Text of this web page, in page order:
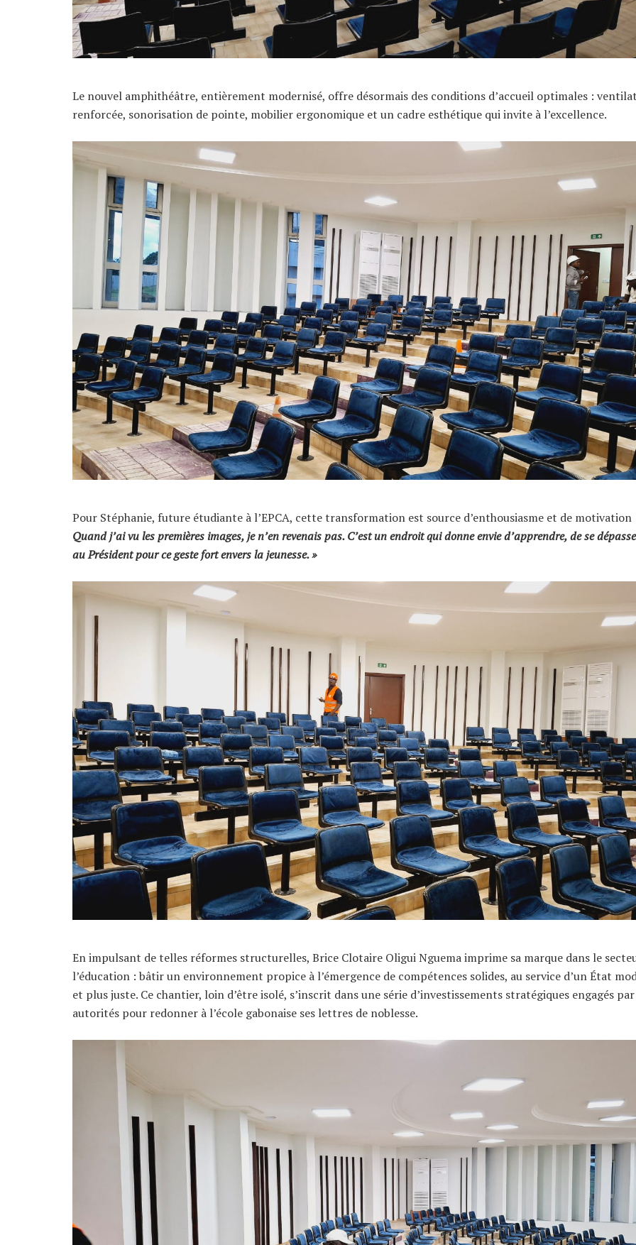
Le nouvel amphithéâtre, entièrement modernisé, offre désormais des conditions d’accueil optimales :
renforcée, sonorisation de pointe, mobilier ergonomique et un cadre esthétique qui invite à l’excellence.
Pour Stéphanie, future étudiante à l’EPCA, cette transformation est source d’enthousiasme et de
Quand j’ai vu les premières images, je n’en revenais pas. C’est un endroit qui donne envie d’apprendre, de se
au Président pour ce geste fort envers la jeunesse. »
En impulsant de telles réformes structurelles, Brice Clotaire Oligui Nguema imprime sa marque dans le
l’éducation : bâtir un environnement propice à l’émergence de compétences solides, au service d’un État
et plus juste. Ce chantier, loin d’être isolé, s’inscrit dans une série d’investissements stratégiques engagés
autorités pour redonner à l’école gabonaise ses lettres de noblesse.